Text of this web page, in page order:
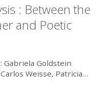
: Between the
and Poetic
Weisse, Patricia